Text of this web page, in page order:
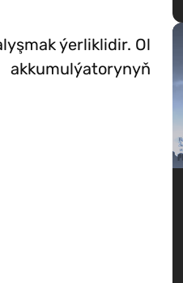
ýerliklidir. Ol